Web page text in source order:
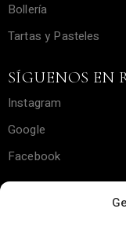
Bollería
Tartas y Pasteles
SÍGUENOS EN
Instagram
Google
Facebook